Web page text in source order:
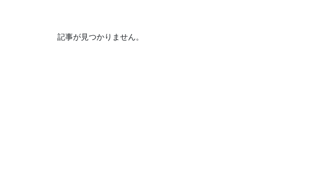
記事が見つかりません。